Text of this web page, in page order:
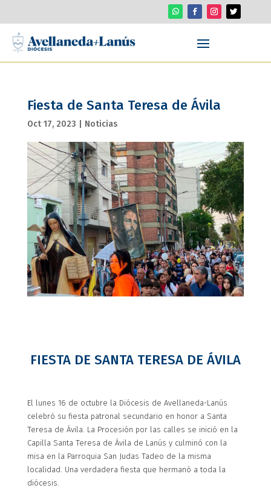
Fiesta de Santa Teresa de Ávila
Oct 17, 2023 Noticias
FIESTA DE SANTA TERESA DE ÁVILA
El lunes 16 de octubre la Diócesis de Avellaneda-Lanús
celebró su fiesta patronal secundario en honor a Santa
Teresa de Ávila. La Procesión por las calles se inició en la
Capilla Santa Teresa de Ávila de Lanús y culminó con la
misa en la Parroquia San Judas Tadeo de la misma
localidad. Una verdadera fiesta que hermanó a toda la
diócesis.